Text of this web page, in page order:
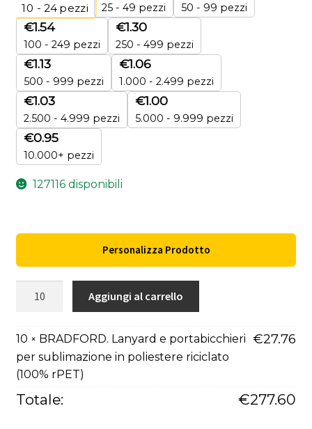
10 - 24pezzi 25 - 49 pezzi 50 - 99 pezzi
€1.54
100 - 249 pezzi
€1.30
250 - 499 pezzi
€1.13
500 - 999 pezzi
€1.06
1.000 - 2.499 pezzi
€1.03
2.500 - 4.999 pezzi
€1.00
5.000 - 9.999 pezzi
€0.95
10.000+ pezzi
127116 disponibili
Personalizza Prodotto
portabicchieri
per
sublimazione
in
Aggiungi al carrello
10 × BRADFORD. Lanyard e portabicchieri
per sublimazione in poliestere riciclato
(100% rPET)
€27.76
Totale: €277.60